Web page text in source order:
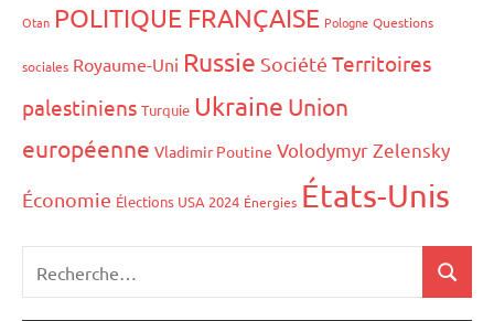
Otan POLITIQUE FRANÇAISE Pologne Questions
sociales Royaume-Uni Russie Société Territoires
palestiniens Turquie Ukraine Union
européenne Vladimir Poutine Volodymyr Zelensky
Économie Élections USA 2024 Énergies États-Unis